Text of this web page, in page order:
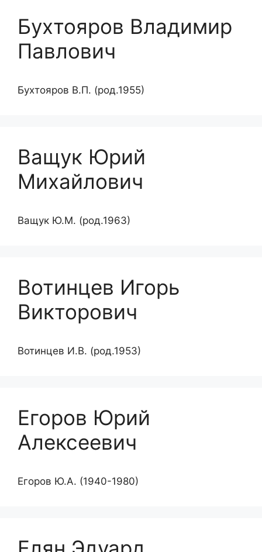
Бухтояров Владимир
Павлович
Бухтояров В.П. (род.1955)
Ващук Юрий
Михайлович
Ващук Ю.М. (род.1963)
Вотинцев Игорь
Викторович
Вотинцев И.В. (род.1953)
Егоров Юрий
Алексеевич
Егоров Ю.А. (1940-1980)